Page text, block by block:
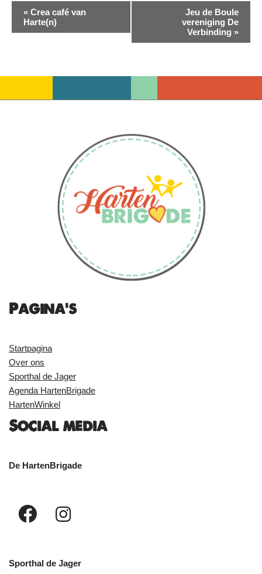
Evenement
Navigatie
« Crea café van
Harte(n)
Jeu de Boule
vereniging De
Verbinding »
Pagina's
Startpagina
Over ons
Sporthal de Jager
Agenda HartenBrigade
HartenWinkel
Social media
De HartenBrigade
Sporthal de Jager